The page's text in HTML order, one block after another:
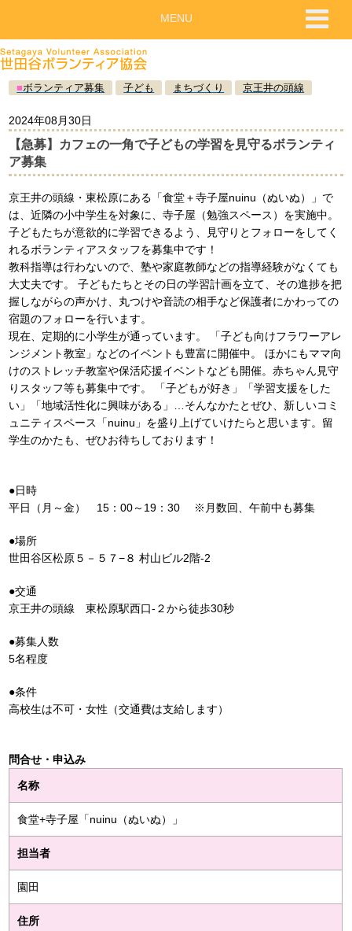
■ボランティア募集 子ども まちづくり 京王井の頭線
2024年08月30日
【急募】カフェの一角で子どもの学習を見守るボランティ
ア募集
京王井の頭線・東松原にある「食堂＋寺子屋nuinu（ぬいぬ）」で
は、近隣の小中学生を対象に、寺子屋（勉強スペース）を実施中。
子どもたちが意欲的に学習できるよう、見守りとフォローをしてく
れるボランティアスタッフを募集中です！
教科指導は行わないので、塾や家庭教師などの指導経験がなくても
大丈夫です。 子どもたちとその日の学習計画を立て、その進捗を把
握しながらの声かけ、丸つけや音読の相手など保護者にかわっての
宿題のフォローを行います。
現在、定期的に小学生が通っています。 「子ども向けフラワーアレ
ンジメント教室」などのイベントも豊富に開催中。 ほかにもママ向
けのストレッチ教室や保活応援イベントなども開催。赤ちゃん見守
りスタッフ等も募集中です。 「子どもが好き」「学習支援をした
い」「地域活性化に興味がある」…そんなかたとぜひ、新しいコミ
ュニティスペース「nuinu」を盛り上げていけたらと思います。留
学生のかたも、ぜひお待ちしております！
●日時
平日（月～金） 15：00～19：30 ※月数回、午前中も募集
●場所
世田谷区松原５－５７−８ 村山ビル2階‐2
●交通
京王井の頭線 東松原駅西口-２から徒歩30秒
●募集人数
5名程度
●条件
高校生は不可・女性（交通費は支給します）
問合せ・申込み
名称
食堂+寺子屋「nuinu（ぬいぬ）」
担当者
園田
住所
MENU